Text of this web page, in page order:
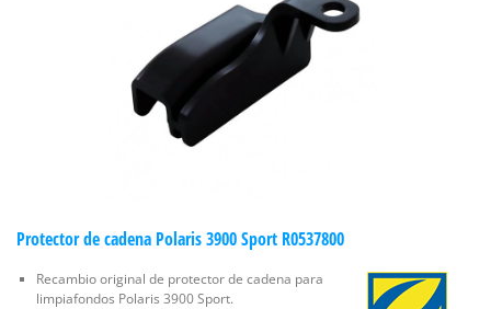
Protector de cadena Polaris 3900 Sport R0537800
Recambio original de protector de cadena para
limpiafondos Polaris 3900 Sport.